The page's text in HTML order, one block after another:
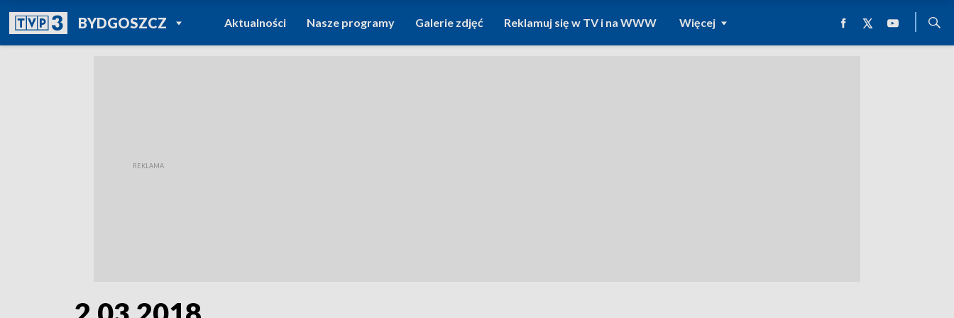
BYDGOSZCZPOWRÓT DO
TVP REGIONY
Aktualności Nasze programy Galerie zdjęć Reklamuj się w TV i na WWW Więcej